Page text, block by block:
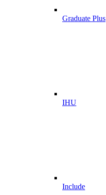
Graduate Plus
IHU
Include